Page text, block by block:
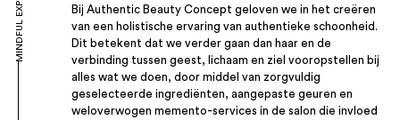
Bij Authentic Beauty Concept geloven we in het creëren
van een holistische ervaring van authentieke schoonheid.
Dit betekent dat we verder gaan dan haar en de
verbinding tussen geest, lichaam en ziel vooropstellen bij
alles wat we doen, door middel van zorgvuldig
geselecteerde ingrediënten, aangepaste geuren en
weloverwogen memento-services in de salon die invloed